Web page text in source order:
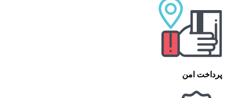
پرداخت امن